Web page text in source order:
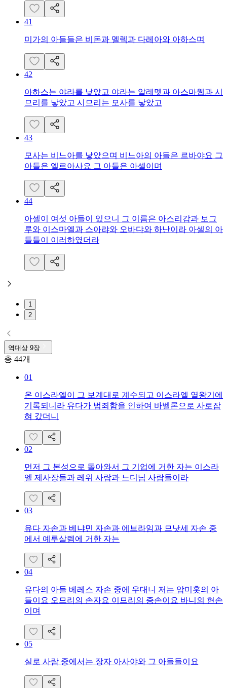
41
미가의 아들들은 비돈과 멜렉과 다레아와 아하스며
42
아하스는 야라를 낳았고 야라는 알레멧과 아스마웹과 시
므리를 낳았고 시므리는 모사를 낳았고
43
모사는 비느아를 낳았으며 비느아의 아들은 르바야요 그
아들은 엘르아사요 그 아들은 아셀이며
44
아셀이 여섯 아들이 있으니 그 이름은 아스리감과 보그
루와 이스마엘과 스아랴와 오바댜와 하난이라 아셀의 아
들들이 이러하였더라
1
2
역대상 9장
총 44개
01
온 이스라엘이 그 보계대로 계수되고 이스라엘 열왕기에
기록되니라 유다가 범죄함을 인하여 바벨론으로 사로잡
혀 갔더니
02
먼저 그 본성으로 돌아와서 그 기업에 거한 자는 이스라
엘 제사장들과 레위 사람과 느디님 사람들이라
03
유다 자손과 베냐민 자손과 에브라임과 므낫세 자손 중
에서 예루살렘에 거한 자는
04
유다의 아들 베레스 자손 중에 우대니 저는 암미훗의 아
들이요 오므리의 손자요 이므리의 증손이요 바니의 현손
이며
05
실로 사람 중에서는 장자 아사야와 그 아들들이요